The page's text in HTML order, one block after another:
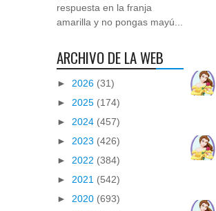
respuesta en la franja
amarilla y no pongas mayú...
ARCHIVO DE LA WEB
► 2026 (31)
► 2025 (174)
► 2024 (457)
► 2023 (426)
► 2022 (384)
► 2021 (542)
► 2020 (693)